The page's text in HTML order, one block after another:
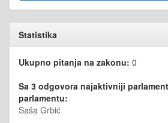
Statistika
Ukupno pitanja na zakonu: 0
Sa 3 odgovora najaktivniji
parlamentu:
Saša Grbić